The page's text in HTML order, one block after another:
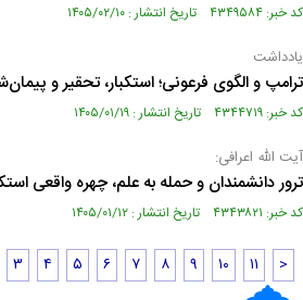
کد خبر: ۴۳۴۹۵۸۴ تاریخ انتشار : ۱۴۰۵/۰۲/۱۰
یادداشت
ترامپ و الگوی فرعونی؛ استکبار، تحقیر و
کد خبر: ۴۳۴۴۷۱۹ تاریخ انتشار : ۱۴۰۵/۰۱/۱۹
آیت الله اعرافی:
ترور دانشمندان و حمله به علم، چهره واقعی
کد خبر: ۴۳۴۳۸۲۱ تاریخ انتشار : ۱۴۰۵/۰۱/۱۲
۳ ۴ ۵ ۶ ۷ ۸ ۹ ۱۰ ۱۱ >